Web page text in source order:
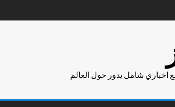
اخباري شامل يدور حول العالم